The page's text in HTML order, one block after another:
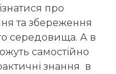
про
та збереження
середовища. А в
самостійно
знання в